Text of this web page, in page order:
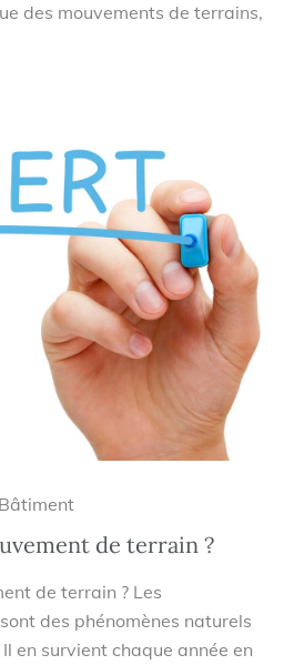
des mouvements de terrains,
Bâtiment
de terrain ?
de terrain ? Les
des phénomènes naturels
en survient chaque année en